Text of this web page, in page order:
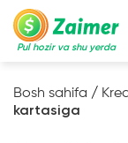
Pul hozir va shu yerda
Garov evaziga
Bosh sahifa /
kartasiga